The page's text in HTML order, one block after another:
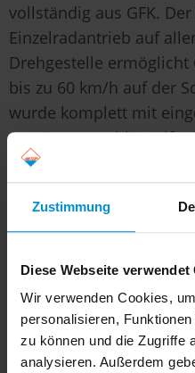
Zustimmung
Diese Webseite verwendet
Wir verwenden Cookies,
personalisieren,
zu können und die Zugriffe
analysieren. Außerdem
vollständig aus GFK.
Einzelradantrieb auf
Drehgestelle
bis zu 60 km/h auf der
wurde komplett mit
Ausrüstung
Für weitere
Vertrieb gerne jederzeit
Zurück